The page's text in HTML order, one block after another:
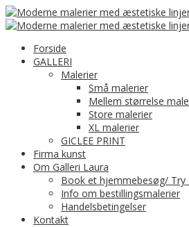
Forside
GALLERI
Malerier
Små malerier
Mellem størrelse
Store malerier
XL malerier
GICLEE PRINT
Firma kunst
Om Galleri Laura
Book et hjemmebesøg/ Try
Info om bestillingsmalerier
Handelsbetingelser
Kontakt